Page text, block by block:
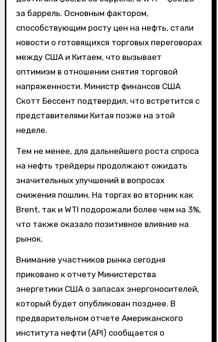
за баррель. Основным фактором,
способствующим росту цен на нефть, стали
новости о готовящихся торговых переговорах
между США и Китаем, что вызывает
оптимизм в отношении снятия торговой
напряженности. Министр финансов США
Скотт Бессент подтвердил, что встретится с
представителями Китая позже на этой
неделе.
Тем не менее, для дальнейшего роста спроса
на нефть трейдеры продолжают ожидать
значительных улучшений в вопросах
снижения пошлин. На торгах во вторник как
Brent, так и WTI подорожали более чем на 3%,
что также оказало позитивное влияние на
рынок.
Внимание участников рынка сегодня
приковано к отчету Министерства
энергетики США о запасах энергоносителей,
который будет опубликован позднее. В
предварительном отчете Американского
института нефти (API) сообщается о